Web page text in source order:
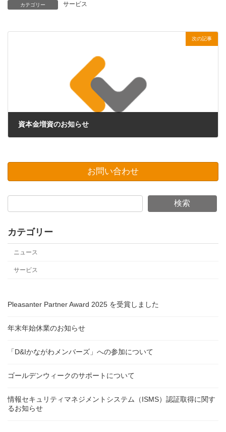
カテゴリー サービス
次の記事
資本金増資のお知らせ
お問い合わせ
検索
カテゴリー
ニュース
サービス
Pleasanter Partner Award 2025 を受賞しました
年末年始休業のお知らせ
「D&Iかながわメンバーズ」への参加について
ゴールデンウィークのサポートについて
情報セキュリティマネジメントシステム（ISMS）認証取得に関す
るお知らせ